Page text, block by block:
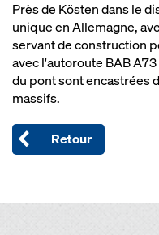
Près de Kösten dans le
unique en Allemagne,
servant de construction
avec l'autoroute BAB
du pont sont encastrées
massifs.
Retour